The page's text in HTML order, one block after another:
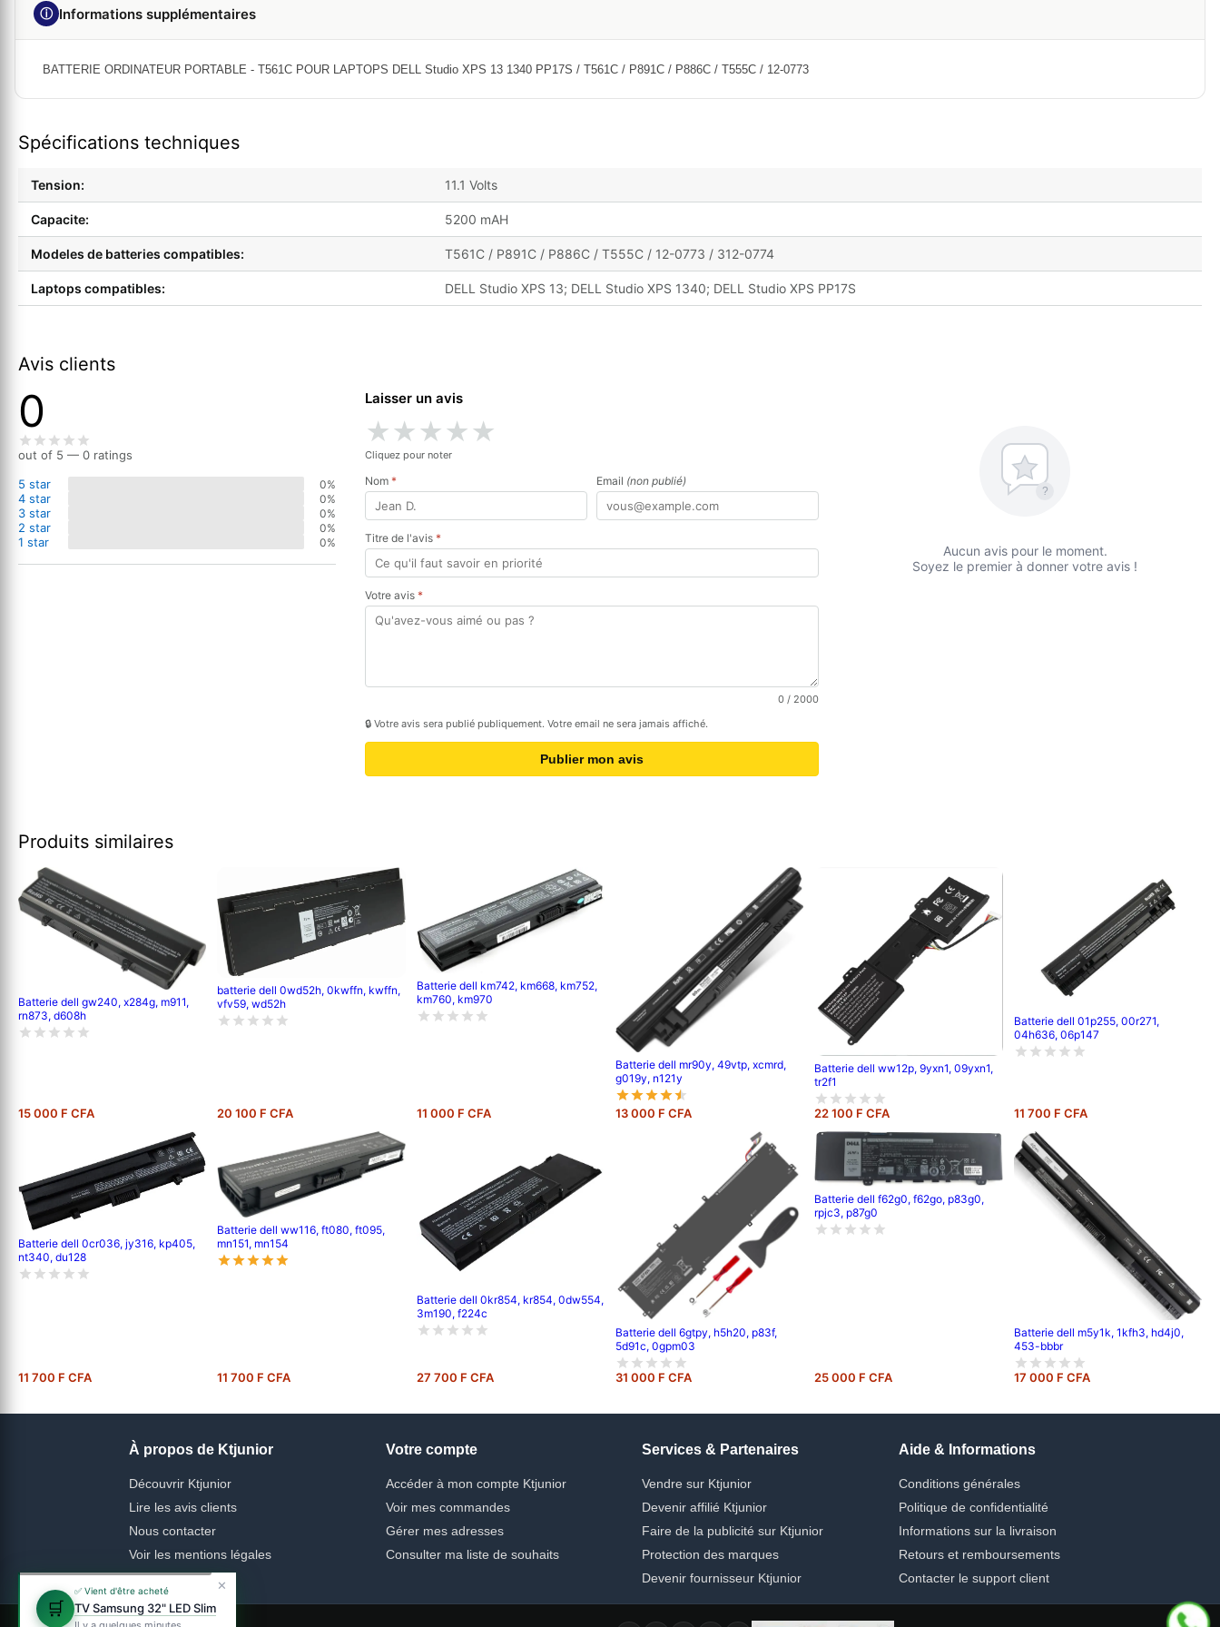
ⓘ Informations supplémentaires
BATTERIE ORDINATEUR PORTABLE - T561C POUR LAPTOPS DELL Studio XPS 13 1340 PP17S / T561C / P891C / P886C / T555C / 12-0773
Spécifications techniques
Tension: 11.1 Volts
Capacite: 5200 mAH
Modeles de batteries compatibles: T561C / P891C / P886C / T555C / 12-0773 / 312-0774
Laptops compatibles: DELL Studio XPS 13; DELL Studio XPS 1340; DELL Studio XPS PP17S
Avis clients
0
out of 5 — 0 ratings
5 star
0%
4 star 0%
3 star 0%
2 star 0%
1 star 0%
Laisser un avis
★★★★★
Cliquez pour noter
Nom * Email (non publié)
Titre de l'avis *
Votre avis *
0 / 2000
🔒 Votre avis sera publié publiquement. Votre email ne sera jamais affiché.
Publier mon avis
?
Aucun avis pour le moment.
Soyez le premier à donner votre avis !
Produits similaires
Batterie dell gw240, x284g, m911,
rn873, d608h
15 000 F CFA
batterie dell 0wd52h, 0kwffn, kwffn,
vfv59, wd52h
20 100 F CFA
Batterie dell km742, km668, km752,
km760, km970
11 000 F CFA
Batterie dell mr90y, 49vtp, xcmrd,
g019y, n121y
13 000 F CFA
Batterie dell ww12p, 9yxn1, 09yxn1,
tr2f1
22 100 F CFA
Batterie dell 01p255, 00r271,
04h636, 06p147
11 700 F CFA
Batterie dell 0cr036, jy316, kp405,
nt340, du128
11 700 F CFA
Batterie dell ww116, ft080, ft095,
mn151, mn154
11 700 F CFA
Batterie dell 0kr854, kr854, 0dw554,
3m190, f224c
27 700 F CFA
Batterie dell 6gtpy, h5h20, p83f,
5d91c, 0gpm03
31 000 F CFA
Batterie dell f62g0, f62go, p83g0,
rpjc3, p87g0
25 000 F CFA
Batterie dell m5y1k, 1kfh3, hd4j0,
453-bbbr
17 000 F CFA
À propos de Ktjunior
Découvrir Ktjunior
Lire les avis clients
Nous contacter
Voir les mentions légales
Votre compte
Accéder à mon compte Ktjunior
Voir mes commandes
Gérer mes adresses
Consulter ma liste de souhaits
Services & Partenaires
Vendre sur Ktjunior
Devenir affilié Ktjunior
Faire de la publicité sur Ktjunior
Protection des marques
Devenir fournisseur Ktjunior
Aide & Informations
Conditions générales
Politique de confidentialité
Informations sur la livraison
Retours et remboursements
Contacter le support client
🛒
✅ Vient d'être acheté
TV Samsung 32" LED Slim
✕